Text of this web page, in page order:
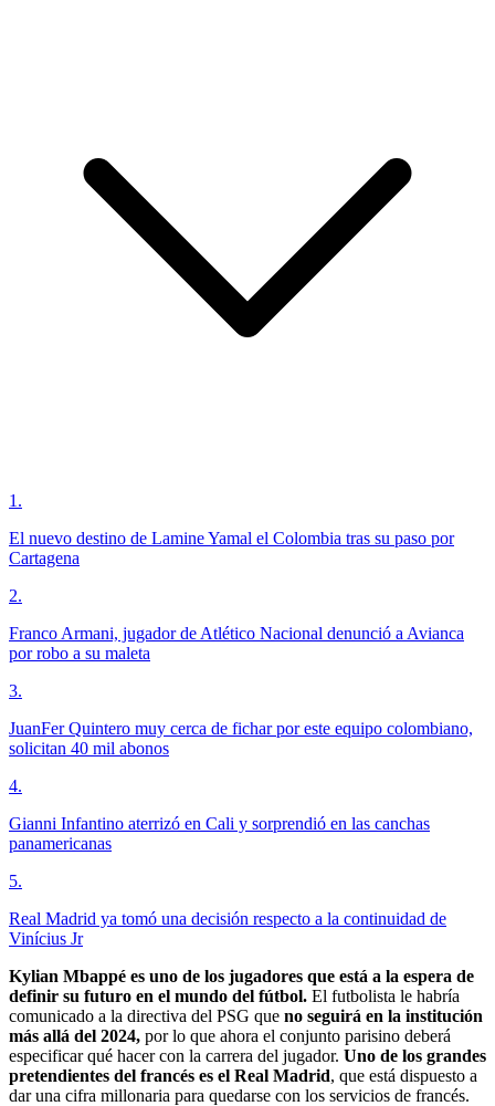
1 .
El nuevo destino de Lamine Yamal el Colombia tras su paso por
Cartagena
2.
Franco Armani, jugador de Atlético Nacional denunció a Avianca
por robo a su maleta
3.
JuanFer Quintero muy cerca de fichar por este equipo colombiano,
solicitan 40 mil abonos
4.
Gianni Infantino aterrizó en Cali y sorprendió en las canchas
panamericanas
5.
Real Madrid ya tomó una decisión respecto a la continuidad de
Vinícius Jr
Kylian Mbappé es uno de los jugadores que está a la espera de
definir su futuro en el mundo del fútbol. El futbolista le habría
comunicado a la directiva del PSG que no seguirá en la institución
más allá del 2024, por lo que ahora el conjunto parisino deberá
especificar qué hacer con la carrera del jugador. Uno de los grandes
pretendientes del francés es el Real Madrid, que está dispuesto a
dar una cifra millonaria para quedarse con los servicios de francés.